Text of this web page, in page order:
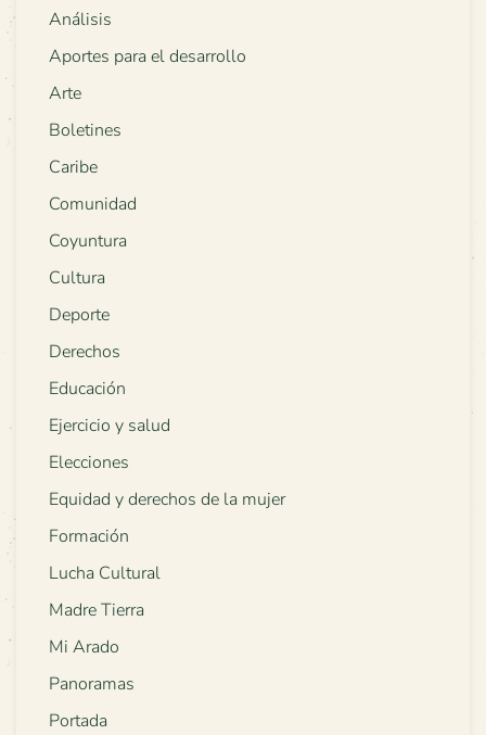
Análisis
Aportes para el desarrollo
Arte
Boletines
Caribe
Comunidad
Coyuntura
Cultura
Deporte
Derechos
Educación
Ejercicio y salud
Elecciones
Equidad y derechos de la mujer
Formación
Lucha Cultural
Madre Tierra
Mi Arado
Panoramas
Portada